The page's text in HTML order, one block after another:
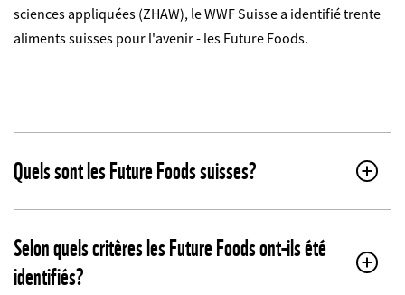
sciences appliquées (ZHAW), le WWF Suisse a identifié trente
aliments suisses pour l'avenir - les Future Foods.
Quels sont les Future Foods suisses?
Selon quels critères les Future Foods ont-ils été
identifiés?